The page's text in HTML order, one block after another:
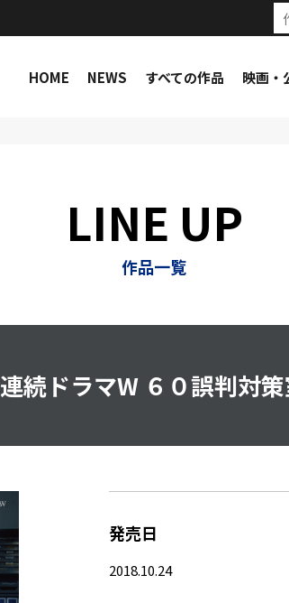
HOME NEWS すべての作品 映画・
LINE UP
作品一覧
連続ドラマW ６０誤判対
発売日
2018.10.24